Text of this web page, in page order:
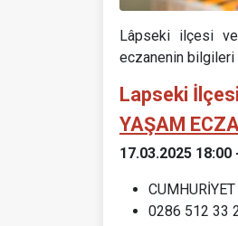
Lâpseki ilçesi
eczanenin bilgileri
Lapseki İlçesi
YAŞAM
17.03.2025
0286 512 33